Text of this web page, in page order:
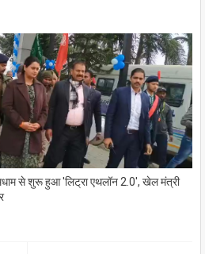
से शुरू हुआ 'लिट्रा एथलॉन 2.0', खेल मंत्री